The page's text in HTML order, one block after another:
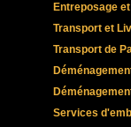
Entreposage
Transport et
Transport de
Services